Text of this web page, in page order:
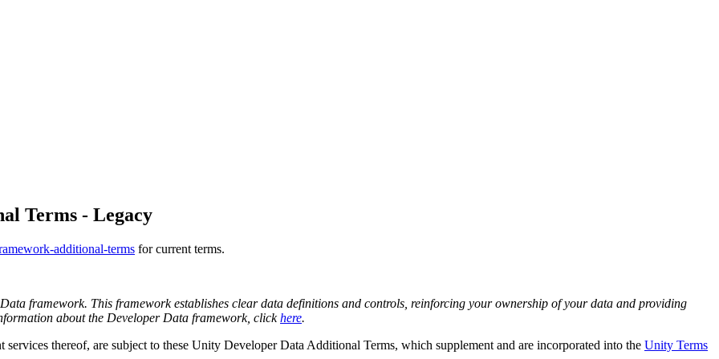
Terms - Legacy
additional-terms for current terms.
framework. This framework establishes clear data definitions and controls, reinforcing your ownership of your data and providing
about the Developer Data framework, click here.
thereof, are subject to these Unity Developer Data Additional Terms, which supplement and are incorporated into the Unity Terms